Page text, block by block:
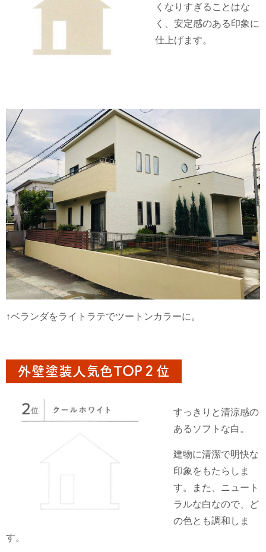
くなりすぎることはな
く、安定感のある印象に
仕上げます。
↑ベランダをライトラテでツートンカラーに。
外壁塗装人気色TOP２位
すっきりと清涼感の
あるソフトな白。
建物に清潔で明快な
印象をもたらしま
す。また、ニュート
ラルな白なので、ど
の色とも調和しま
す。